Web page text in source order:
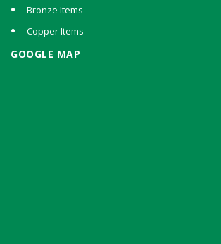
Bronze Items
Copper Items
GOOGLE MAP